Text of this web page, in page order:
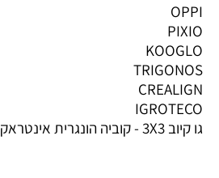
OPPI
PIXIO
KOOGLO
TRIGONOS
CREALIGN
IGROTECO
גו קיוב 3X3 - קוביה הונגרית אינטראקטיבית